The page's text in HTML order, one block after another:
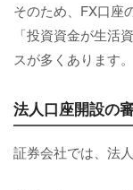
そのため、FX口座
「投資資金が生活
スが多くあります。
法人口座開設の
証券会社では、法